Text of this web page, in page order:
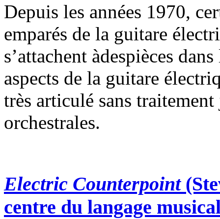
Depuis les années 1970,
emparés de la guitare
s’attachent àdespièces
aspects de la guitare
très articulé sans traitement
orchestrales.
Electric Counterpoint
centre du langage